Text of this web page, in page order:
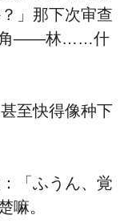
」那下次审查
角——林……什
至快得像种下
「ふうん、覚
嘛。